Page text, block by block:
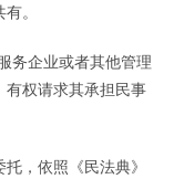
。
务企业或者其他管理
有权请求其承担民事
，依照《民法典》